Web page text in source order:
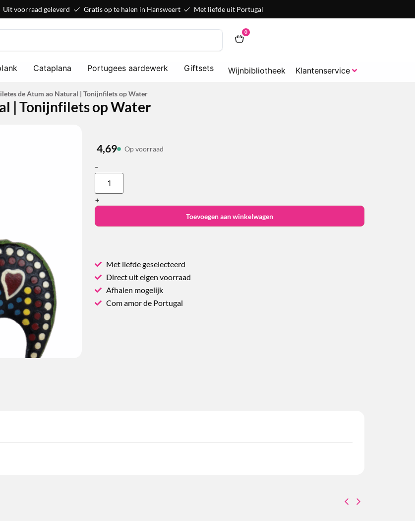
Uit voorraad geleverd Gratis op te halen in Hansweert Met liefde uit Portugal
0
Cataplana Portugees aardewerk Giftsets Wijnbibliotheek Klantenservice
de Atum ao Natural | Tonijnfilets op Water
| Tonijnfilets op Water
4,69 Op voorraad
-
+
Toevoegen aan winkelwagen
Met liefde geselecteerd
Direct uit eigen voorraad
Afhalen mogelijk
Com amor de Portugal